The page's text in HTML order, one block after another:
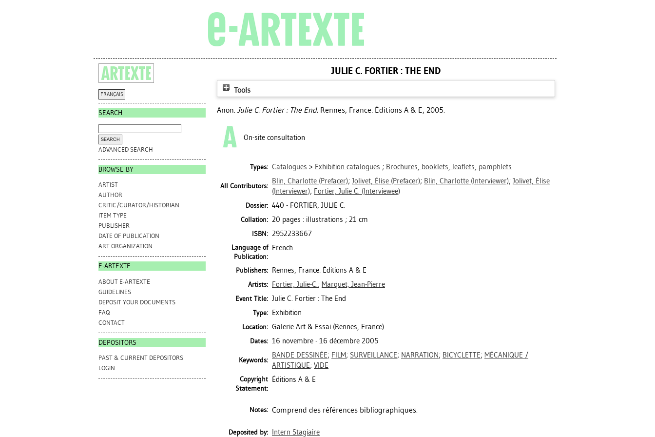
FRANÇAIS
SEARCH
ADVANCED SEARCH
BROWSE BY
ARTIST
AUTHOR
CRITIC/CURATOR/HISTORIAN
ITEM TYPE
PUBLISHER
DATE OF PUBLICATION
ART ORGANIZATION
E-ARTEXTE
ABOUT E-ARTEXTE
GUIDELINES
DEPOSIT YOUR DOCUMENTS
FAQ
CONTACT
DEPOSITORS
PAST & CURRENT DEPOSITORS
LOGIN
JULIE C. FORTIER : THE END
Tools
Anon. Julie C. Fortier : The End. Rennes, France: Éditions A & E, 2005.
On-site consultation
Types: Catalogues > Exhibition catalogues ; Brochures, booklets, leaflets, pamphlets
All Contributors:
Blin, Charlotte (Prefacer); Jolivet, Élise (Prefacer); Blin, Charlotte (Interviewer); Jolivet, Élise
(Interviewer); Fortier, Julie C. (Interviewee)
Dossier: 440 - FORTIER, JULIE C.
Collation: 20 pages : illustrations ; 21 cm
ISBN: 2952233667
Language of
Publication:
French
Publishers: Rennes, France: Éditions A & E
Artists: Fortier, Julie-C.; Marquet, Jean-Pierre
Event Title: Julie C. Fortier : The End
Type: Exhibition
Location: Galerie Art & Essai (Rennes, France)
Dates: 16 novembre - 16 décembre 2005
Keywords:
BANDE DESSINÉE; FILM; SURVEILLANCE; NARRATION; BICYCLETTE; MÉCANIQUE /
ARTISTIQUE; VIDE
Copyright
Statement:
Éditions A & E
Notes: Comprend des références bibliographiques.
Deposited by: Intern Stagiaire